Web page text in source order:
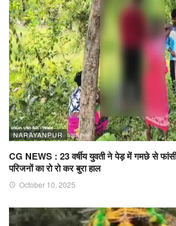
NARAYANPUR
CG NEWS : 23 वर्षीय युवती ने पेड़ में गमछे से
परिजनों का रो रो कर बुरा हाल
October 10, 2025